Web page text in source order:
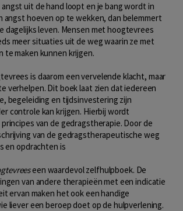
angst uit de hand loopt en je bang wordt in
angst hoeven op te wekken, dan belemmert
dagelijks leven. Mensen met hoogtevrees
meer situaties uit de weg waarin ze met
te maken kunnen krijgen.
is daarom een vervelende klacht, maar
verhelpen. Dit boek laat zien dat iedereen
begeleiding en tijdsinvestering zijn
controle kan krijgen. Hierbij wordt
van de gedragstherapie. Door de
van de gedragstherapeutische weg
en opdrachten is
een waardevol zelfhulpboek. De
van andere therapieën met een indicatie
ervan maken het ook een handige
liever een beroep doet op de hulpverlening.